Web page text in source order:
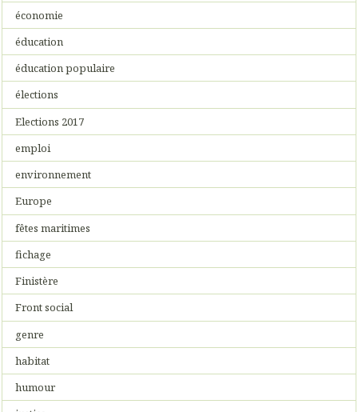
économie
éducation
éducation populaire
élections
Elections 2017
emploi
environnement
Europe
fêtes maritimes
fichage
Finistère
Front social
genre
habitat
humour